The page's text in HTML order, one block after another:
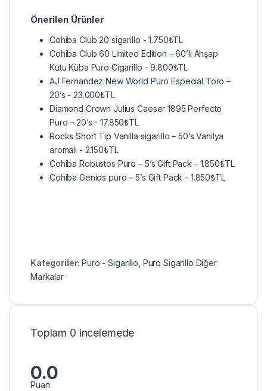
Önerilen Ürünler
Cohiba Club 20 sigarillo -1.750₺TL
Cohiba Club 60 Limited Edition – 60’lı Ahşap
Kutu Küba Puro Cigarillo -9.800₺TL
AJ Fernandez New World Puro Especial Toro –
20’s -23.000₺TL
Diamond Crown Julius Caeser 1895 Perfecto
Puro – 20’s -17.850₺TL
Rocks Short Tip Vanilla sigarillo – 50’s Vanilya
aromalı - 2.150₺TL
Cohiba Robustos Puro – 5’s Gift Pack - 1.850₺TL
Cohiba Genios puro – 5’s Gift Pack - 1.850₺TL
Kategoriler:Puro - Sigarillo Puro Sigarillo Diğer
Markalar
Toplam 0 incelemede
0.0
Puan